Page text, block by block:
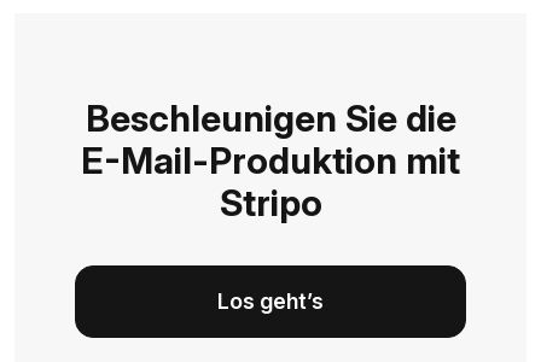
Beschleunigen Sie die
E-Mail-Produktion mit
Stripo
Los geht’s